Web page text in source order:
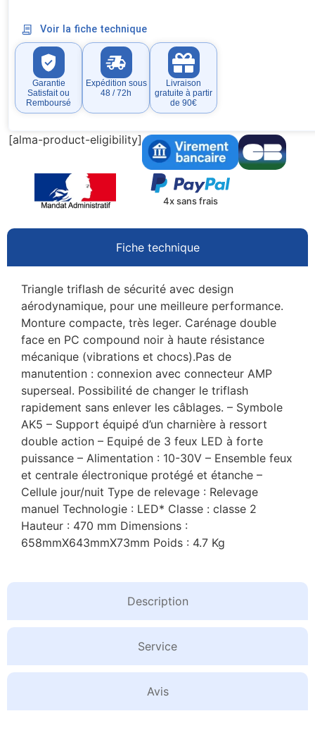
Voir la fiche technique
Garantie
Satisfait ou
Remboursé
Expédition sous
48 / 72h
Livraison
gratuite à partir
de 90€
[alma-product-eligibility]
4x sans frais
Fiche technique
Description
Service
Avis
Triangle triflash de sécurité avec design
aérodynamique, pour une meilleure performance.
Monture compacte, très leger. Carénage double
face en PC compound noir à haute résistance
mécanique (vibrations et chocs).Pas de
manutention : connexion avec connecteur AMP
superseal. Possibilité de changer le triflash
rapidement sans enlever les câblages. – Symbole
AK5 – Support équipé d’un charnière à ressort
double action – Equipé de 3 feux LED à forte
puissance – Alimentation : 10-30V – Ensemble feux
et centrale électronique protégé et étanche –
Cellule jour/nuit Type de relevage : Relevage
manuel Technologie : LED* Classe : classe 2
Hauteur : 470 mm Dimensions :
658mmX643mmX73mm Poids : 4.7 Kg